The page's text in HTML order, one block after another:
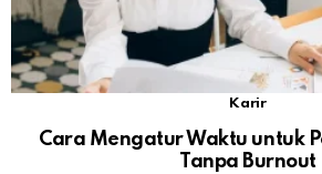
Karir
Cara Mengatur Waktu untuk
Tanpa Burnout